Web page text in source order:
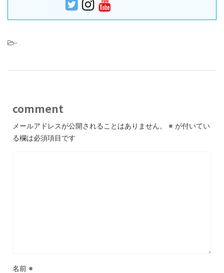
-
comment
メールアドレスが公開されることはありません。 ※ が付いてい
る欄は必須項目です
名前 ※